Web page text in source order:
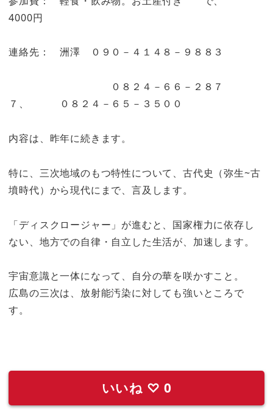
4000円
連絡先： 洲澤 ０９０－４１４８－９８８３
０８２４－６６－２８７
７、 ０８２４－６５－３５００
内容は、昨年に続きます。
特に、三次地域のもつ特性について、古代史（弥生~古
墳時代）から現代にまで、言及します。
「ディスクロージャー」が進むと、国家権力に依存し
ない、地方での自律・自立した生活が、加速します。
宇宙意識と一体になって、自分の華を咲かすこと。
広島の三次は、放射能汚染に対しても強いところで
す。
いいね ♡ 0